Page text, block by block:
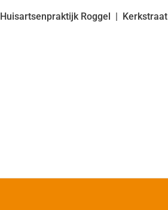
Huisartsenpraktijk Roggel Kerkstraat